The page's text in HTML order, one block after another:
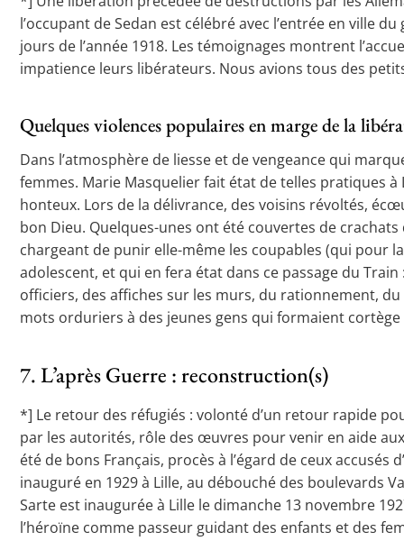
l’occupant de Sedan est célébré avec l’entrée en ville
jours de l’année 1918. Les témoignages montrent
impatience leurs libérateurs. Nous avions tous des
Quelques violences populaires en marge de la
Dans l’atmosphère de liesse et de vengeance qui
femmes. Marie Masquelier fait état de telles pratiques
honteux. Lors de la délivrance, des voisins révoltés,
bon Dieu. Quelques-unes ont été couvertes de
chargeant de punir elle-même les coupables (qui pour
adolescent, et qui en fera état dans ce passage du Train
officiers, des affiches sur les murs, du rationnement,
mots orduriers à des jeunes gens qui formaient
7. L’après Guerre : reconstruction(s)
*] Le retour des réfugiés : volonté d’un retour rapide
par les autorités, rôle des œuvres pour venir en aide
été de bons Français, procès à l’égard de ceux
inauguré en 1929 à Lille, au débouché des boulevards
Sarte est inaugurée à Lille le dimanche 13 novembre
l’héroïne comme passeur guidant des enfants et des